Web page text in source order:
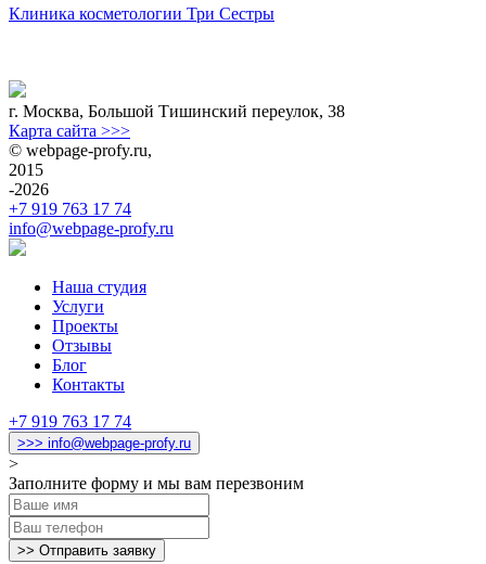
Клиника косметологии Три Сестры
г. Москва, Большой Тишинский переулок, 38
Карта сайта >>>
© webpage-profy.ru,
2015
-2026
+7 919 763 17 74
info@webpage-profy.ru
Наша студия
Услуги
Проекты
Отзывы
Блог
Контакты
+7 919 763 17 74
>>> info@webpage-profy.ru
>
Заполните форму и мы вам перезвоним
>> Отправить заявку